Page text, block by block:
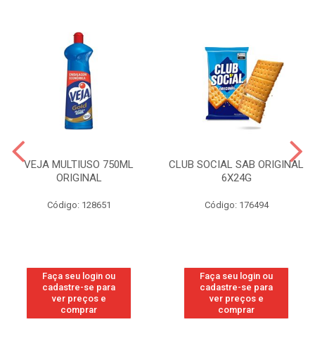
VEJA MULTIUSO 750ML
ORIGINAL
Código: 128651
Faça seu login ou
cadastre-se para
ver preços e
comprar
CLUB SOCIAL SAB ORIGINAL
6X24G
Código: 176494
Faça seu login ou
cadastre-se para
ver preços e
comprar